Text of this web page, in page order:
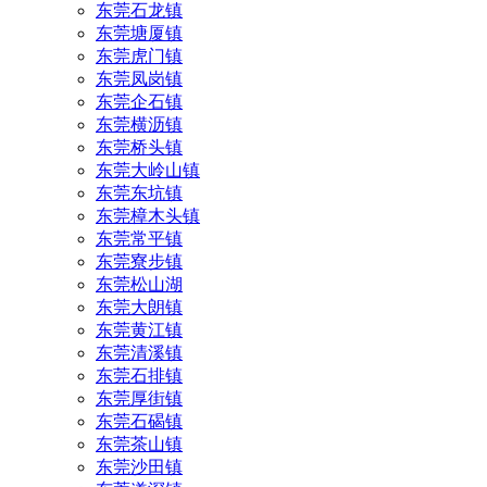
东莞石龙镇
东莞塘厦镇
东莞虎门镇
东莞凤岗镇
东莞企石镇
东莞横沥镇
东莞桥头镇
东莞大岭山镇
东莞东坑镇
东莞樟木头镇
东莞常平镇
东莞寮步镇
东莞松山湖
东莞大朗镇
东莞黄江镇
东莞清溪镇
东莞石排镇
东莞厚街镇
东莞石碣镇
东莞茶山镇
东莞沙田镇